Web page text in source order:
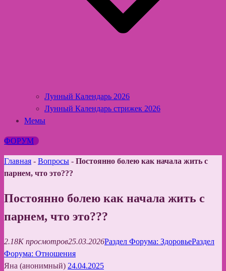
Лунный Календарь 2026
Лунный Календарь стрижек 2026
Мемы
ФОРУМ
Главная - Вопросы - Постоянно болею как начала жить с
парнем, что это???
Постоянно болею как начала жить с
парнем, что это???
2.18K просмотров25.03.2026Раздел Форума: ЗдоровьеРаздел
Форума: Отношения
Яна (анонимный) 24.04.2025